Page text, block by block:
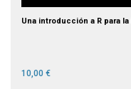
Una introducción a R para
10,00 €